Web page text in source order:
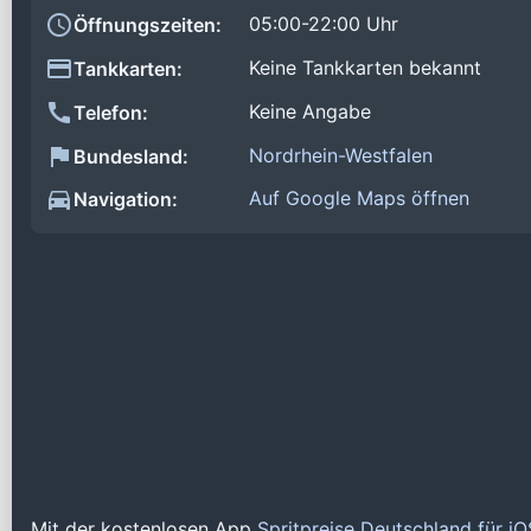
Öffnungszeiten:
05:00-22:00 Uhr
Tankkarten:
Keine Tankkarten bekannt
Telefon:
Keine Angabe
Bundesland:
Nordrhein-Westfalen
Navigation:
Auf Google Maps öffnen